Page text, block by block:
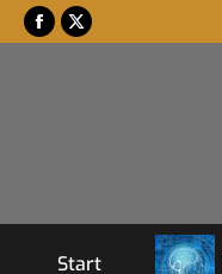
Start